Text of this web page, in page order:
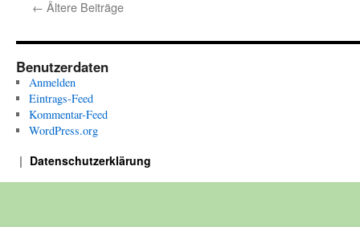
← Ältere Beiträge
Benutzerdaten
Anmelden
Eintrags-Feed
Kommentar-Feed
WordPress.org
Datenschutzerklärung